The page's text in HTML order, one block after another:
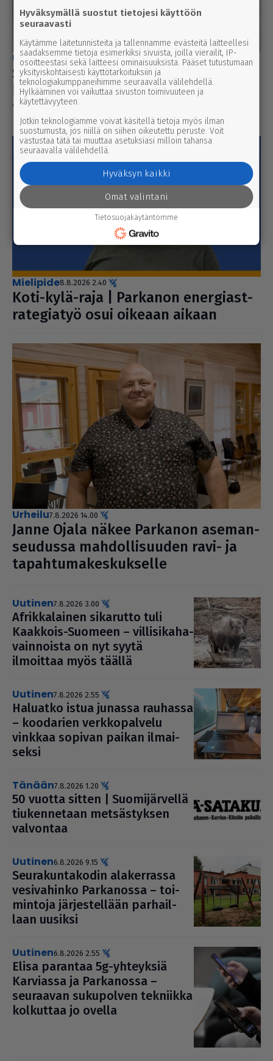
uutinen8.8.2026 2.55
Syyttäjä ei nosta syytettä Parkanon
kal­ja­ko­hussa – luo­tet­ta­vaa kuvaa
tapah­tu­mien kulusta ei syntynyt
mielipide8.8.2026 2.40
Koti-kylä-raja | Parkanon ener­gi­ast­
ra­te­gi­a­työ osui oikeaan aikaan
urheilu7.8.2026 14.00
Janne Ojala näkee Parkanon ase­man­
seu­dussa mah­dol­li­suu­den ravi- ja
tapah­tu­ma­kes­kuk­selle
uutinen7.8.2026 3.00
Afrik­ka­lai­nen sikarutto tuli
Kaakkois-Suomeen – vil­li­si­ka­ha­
vain­noista on nyt syytä
ilmoittaa myös täällä
uutinen7.8.2026 2.55
Haluatko istua junassa rauhassa
– koodarien verk­ko­pal­velu
vinkkaa sopivan paikan ilmai­
seksi
Tänään7.8.2026 1.20
50 vuotta sitten | Suo­mi­jär­vellä
tiu­ken­ne­taan met­säs­tyk­sen
valvontaa
uutinen6.8.2026 9.15
Seu­ra­kun­ta­ko­din ala­ker­rassa
vesi­va­hinko Par­ka­nossa – toi­
min­toja jär­jes­tel­lään par­hail­
laan uusiksi
uutinen6.8.2026 2.55
Elisa parantaa 5g-yhteyksiä
Karviassa ja Par­ka­nossa –
seuraavan suku­pol­ven tekniikka
kolkuttaa jo ovella
Hyväksymällä suostut tietojesi käyttöön
seuraavasti
Käytämme laitetunnisteita ja tallennamme evästeitä laitteellesi
saadaksemme tietoja esimerkiksi sivuista, joilla vierailit, IP-
osoitteestasi sekä laitteesi ominaisuuksista. Pääset tutustumaan
yksityiskohtaisesti käyttötarkoituksiin ja
teknologiakumppaneihimme seuraavalla välilehdellä.
Hylkääminen voi vaikuttaa sivuston toimivuuteen ja
käytettävyyteen.
Jotkin teknologiamme voivat käsitellä tietoja myös ilman
suostumusta, jos niillä on siihen oikeutettu peruste. Voit
vastustaa tätä tai muuttaa asetuksiasi milloin tahansa
seuraavalla välilehdellä.
Hyväksyn kaikki
Omat valintani
Tietosuojakäytäntömme